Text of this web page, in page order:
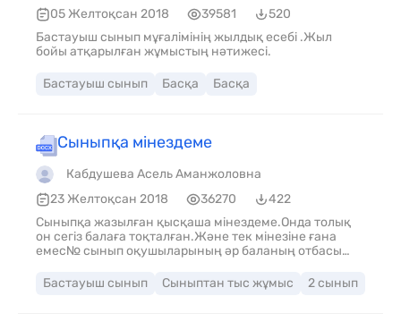
ответить на звонок, выполнит
05 Желтоқсан 2018
39581
520
Бастауыш сынып мұғалімінің жылдық есебі .Жыл
бойы атқарылған жұмыстың нәтижесі.
Бастауыш сынып Басқа Басқа
Сыныпқа мінездеме
Кабдушева Асель Аманжоловна
23 Желтоқсан 2018
36270
422
Сыныпқа жазылған қысқаша мінездеме.Онда толық
он сегіз балаға тоқталған.Және тек мінезіне ғана
емес№ сынып оқушыларының әр баланың отбасы
Бастауыш сынып
Сыныптан тыс жұмыс 2 сынып